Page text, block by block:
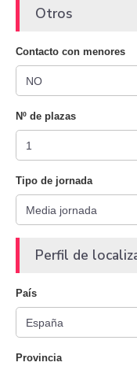
Otros
Contacto con menores
Nº de plazas
Tipo de jornada
Perfil de
País
Provincia